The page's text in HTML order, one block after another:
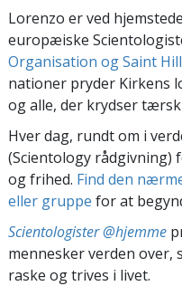
Lorenzo er ved
europæiske
Organisation og Saint Hill
nationer pryder Kirkens
og alle, der krydser
Hver dag, rundt om i
(Scientology rådgivning)
og frihed. Find den
eller gruppe for at
Scientologister @hjemme
mennesker verden
raske og trives i livet.